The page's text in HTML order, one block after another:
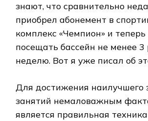
знают, что сравнительно
приобрел абонемент в
комплекс «Чемпион» и теперь
посещать бассейн не менее 3
неделю. Вот я уже писал об
Для достижения наилучшего
занятий немаловажным
является правильная